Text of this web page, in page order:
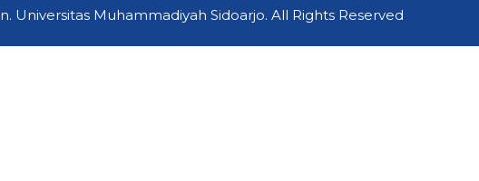
Universitas Muhammadiyah Sidoarjo. All Rights Reserved